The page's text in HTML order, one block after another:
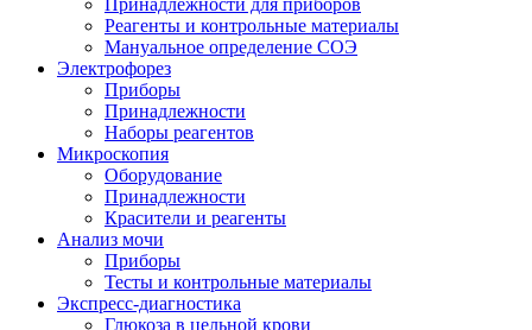
Реагенты и контрольные материалы
Мануальное определение СОЭ
Электрофорез
Приборы
Принадлежности
Наборы реагентов
Микроскопия
Оборудование
Принадлежности
Красители и реагенты
Анализ мочи
Приборы
Тесты и контрольные материалы
Экспресс-диагностика
Глюкоза в цельной крови